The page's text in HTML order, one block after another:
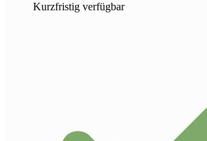
Kurzfristig verfügbar